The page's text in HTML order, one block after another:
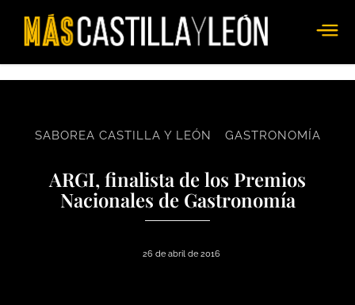
SABOREA CASTILLA Y LEÓN GASTRONOMÍA
ARGI, finalista de los Premios
Nacionales de Gastronomía
26 de abril de 2016